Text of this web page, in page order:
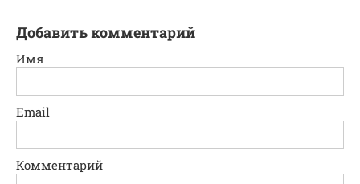
Добавить комментарий
Имя
Email
Комментарий